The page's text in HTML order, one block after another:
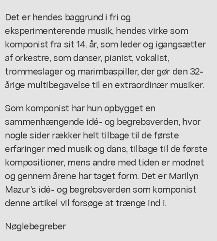
Det er hendes baggrund i fri og
eksperimenterende musik, hendes virke som
komponist fra sit 14. år, som leder og igangsætter
af orkestre, som danser, pianist, vokalist,
trommeslager og marimbaspiller, der gør den 32-
årige multibegavelse til en extraordinær musiker.
Som komponist har hun opbygget en
sammenhængende idé- og begrebsverden, hvor
nogle sider rækker helt tilbage til de første
erfaringer med musik og dans, tilbage til de første
kompositioner, mens andre med tiden er modnet
og gennem årene har taget form. Det er Marilyn
Mazur's idé- og begrebsverden som komponist
denne artikel vil forsøge at trænge ind i.
Nøglebegreber